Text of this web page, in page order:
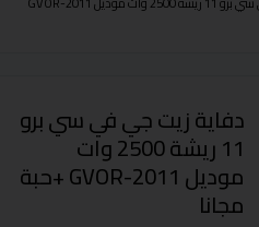
دفاية زيت جي في سي برو
11 ريشة 2500 وات
موديل GVOR-2011 +حبة
مجانا